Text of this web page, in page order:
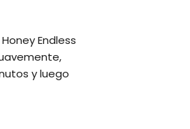
Endless
y luego